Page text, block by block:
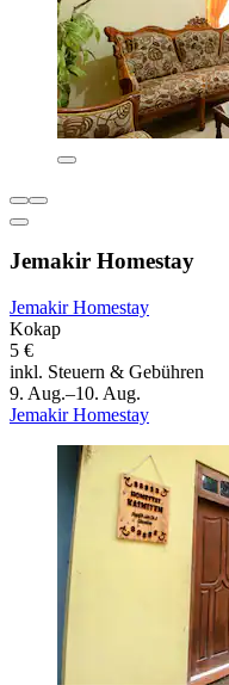
Jemakir Homestay
Jemakir Homestay
Kokap
5 €
inkl. Steuern & Gebühren
9. Aug.–10. Aug.
Jemakir Homestay